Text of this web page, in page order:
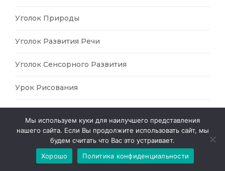
Уголок Природы
Уголок Развития Речи
Уголок Сенсорного Развития
Урок Рисования
Урок-Игра
ФГОС
Физика
Мы используем куки для наилучшего представления
нашего сайта. Если Вы продолжите использовать сайт, мы
будем считать что Вас это устраивает.
Хорошо
Политика конфиденциальности